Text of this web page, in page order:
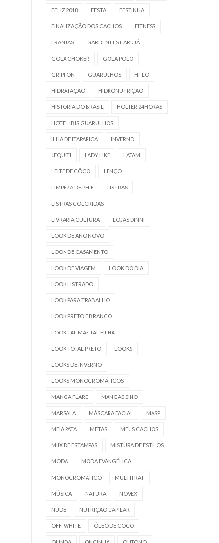
FELIZ 2018 FESTA FESTINHA
FINALIZAÇÃO DOS CACHOS FITNESS
FRANJAS GARDEN FEST ARUJÁ
GOLA CHOKER GOLA POLO
GRIPPON GUARULHOS HI-LO
HIDRATAÇÃO HIDRONUTRIÇÃO
HISTÓRIA DO BRASIL HOLTER 24HORAS
HOTEL IBIS GUARULHOS
ILHA DE ITAPARICA INVERNO
JEQUITI LADY LIKE LATAM
LEITE DE CÔCO LENÇO
LIMPEZA DE PELE LISTRAS
LISTRAS COLORIDAS
LIVRARIA CULTURA LOJAS DINNI
LOOK DE ANO NOVO
LOOK DE CASAMENTO
LOOK DE VIAGEM LOOK DO DIA
LOOK LISTRADO
LOOK PARA TRABALHO
LOOK PRETO E BRANCO
LOOK TAL MÃE TAL FILHA
LOOK TOTAL PRETO LOOKS
LOOKS DE INVERNO
LOOKS MONOCROMÁTICOS
MANGA FLARE MANGAS SINO
MARSALA MÁSCARA FACIAL MASP
MEIA PATA METAS MEUS CACHOS
MIIX DE ESTAMPAS MISTURA DE ESTILOS
MODA MODA EVANGÉLICA
MONOCROMÁTICO MULTITRAT
MÚSICA NATURA NOVEX
NUDE NUTRIÇÃO CAPILAR
OFF-WHITE ÓLEO DE COCO
OLINDA ONCINHA OUTONO